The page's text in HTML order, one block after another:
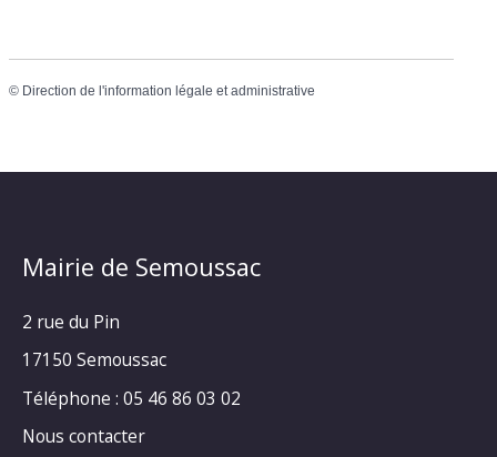
© Direction de l'information légale et administrative
Mairie de Semoussac
2 rue du Pin
17150 Semoussac
Téléphone : 05 46 86 03 02
Nous contacter